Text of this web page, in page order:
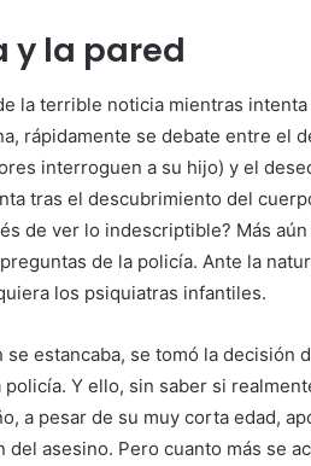
y la pared
la terrible noticia mientras
rápidamente se debate entre el
interroguen a su hijo) y el
tras el descubrimiento del
de ver lo indescriptible? Más
de la policía. Ante la
los psiquiatras infantiles.
estancaba, se tomó la decisión
Y ello, sin saber si
a pesar de su muy corta edad,
asesino. Pero cuanto más se